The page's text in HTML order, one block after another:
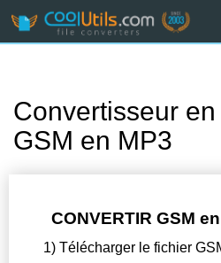
Convertisseur
GSM en MP3
CONVERTIR GSM
1) Télécharger le fichier